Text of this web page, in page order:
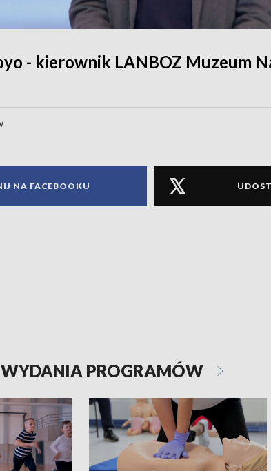
- kierownik LANBOZ Muzeum
NA FACEBOOKU
PROGRAMÓW